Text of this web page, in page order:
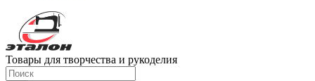
Товары для творчества и рукоделия